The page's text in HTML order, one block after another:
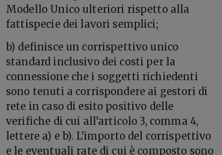
Modello Unico ulteriori rispetto alla
fattispecie dei lavori semplici;
b) definisce un corrispettivo unico
standard inclusivo dei costi per la
connessione che i soggetti richiedenti
sono tenuti a corrispondere ai gestori di
rete in caso di esito positivo delle
verifiche di cui all’articolo 3, comma 4,
lettere a) e b). L'importo del corrispettivo
e le eventuali rate di cui è composto sono